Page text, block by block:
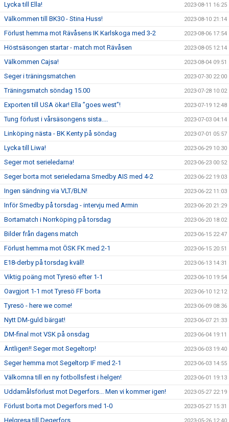
Lycka till Ella! 2023-08-11 16:25
Välkommen till BK30 - Stina Huss! 2023-08-10 21:14
Förlust hemma mot Rävåsens IK Karlskoga med 3-2 2023-08-06 17:54
Höstsäsongen startar - match mot Rävåsen 2023-08-05 12:14
Välkommen Cajsa! 2023-08-04 09:51
Seger i träningsmatchen 2023-07-30 22:00
Träningsmatch söndag 15.00 2023-07-28 10:02
Exporten till USA ökar! Ella ”goes west”! 2023-07-19 12:48
Tung förlust i vårsäsongens sista.... 2023-07-03 04:14
Linköping nästa - BK Kenty på söndag 2023-07-01 05:57
Lycka till Liwa! 2023-06-29 10:30
Seger mot serieledarna! 2023-06-23 00:52
Seger borta mot serieledarna Smedby AIS med 4-2 2023-06-22 19:03
Ingen sändning via VLT/BLN! 2023-06-22 11:03
Inför Smedby på torsdag - intervju med Armin 2023-06-20 21:29
Bortamatch i Norrköping på torsdag 2023-06-20 18:02
Bilder från dagens match 2023-06-15 22:47
Förlust hemma mot ÖSK FK med 2-1 2023-06-15 20:51
E18-derby på torsdag kväll! 2023-06-13 14:31
Viktig poäng mot Tyresö efter 1-1 2023-06-10 19:54
Oavgjort 1-1 mot Tyresö FF borta 2023-06-10 12:12
Tyresö - here we come! 2023-06-09 08:36
Nytt DM-guld bärgat! 2023-06-07 21:33
DM-final mot VSK på onsdag 2023-06-04 19:11
Äntligen!! Seger mot Segeltorp! 2023-06-03 19:40
Seger hemma mot Segeltorp IF med 2-1 2023-06-03 14:55
Välkomna till en ny fotbollsfest i helgen! 2023-06-01 19:13
Uddamålsförlust mot Degerfors... Men vi kommer igen! 2023-05-27 22:19
Förlust borta mot Degerfors med 1-0 2023-05-27 15:31
Helgresa till Degerfors 2023-05-26 12:40